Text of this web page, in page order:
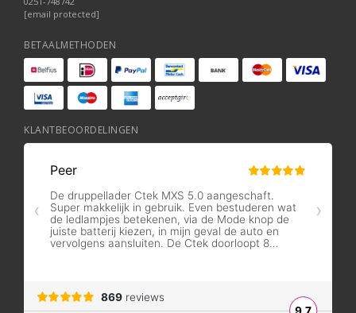
[email protected]
BETAALMETHODEN
KLANTBEOORDELINGEN